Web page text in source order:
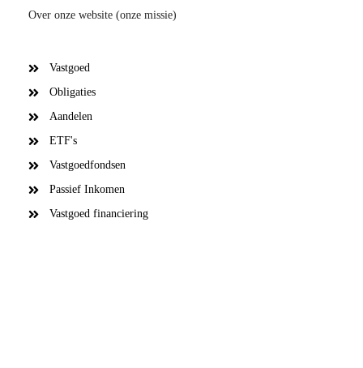
Over onze website (onze missie)
Vastgoed
Obligaties
Aandelen
ETF's
Vastgoedfondsen
Passief Inkomen
Vastgoed financiering